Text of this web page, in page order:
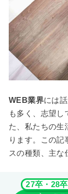
WEB業界には
も多く、志望し
た、私たちの生
ります。この
スの種類、主な
27卒・28